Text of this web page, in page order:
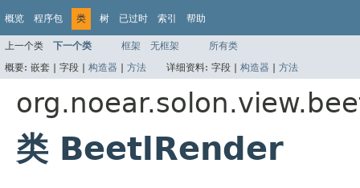
概览 程序包 类 树 已过时 索引 帮助
上一个类 下一个类 框架 无框架
所有类
概要: 嵌套 | 字段 | 构造器 | 方法 详细资料: 字段 | 构造器 | 方法
类 BeetlRender